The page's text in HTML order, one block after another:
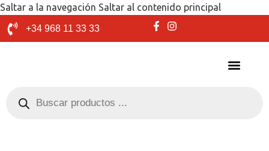
Saltar a la navegación Saltar al contenido principal
+34 968 11 33 33